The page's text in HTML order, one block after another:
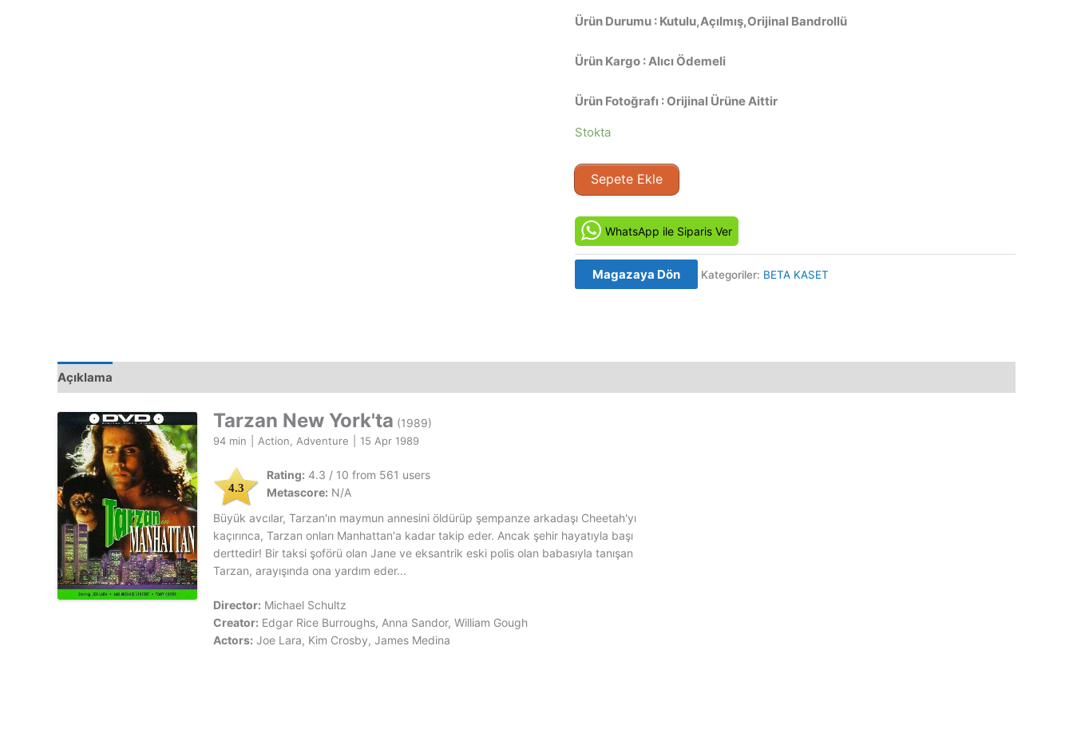
Ürün Durumu : Kutulu,Açılmış,Orijinal Bandrollü
Ürün Kargo : Alıcı Ödemeli
Ürün Fotoğrafı : Orijinal Ürüne Aittir
Stokta
Tarzan
Newyork'ta
Tarzan
in
Manhattan
(1989)
Film
Sepete Ekle
WhatsApp ile Siparis Ver
Magazaya Dön Kategoriler: BETA KASET
Açıklama
Tarzan New York'ta (1989)
94 min Action, Adventure 15 Apr 1989
4.3
Rating: 4.3 / 10 from 561 users
Metascore: N/A
Büyük avcılar, Tarzan'ın maymun annesini öldürüp şempanze arkadaşı Cheetah'yı
kaçırınca, Tarzan onları Manhattan'a kadar takip eder. Ancak şehir hayatıyla başı
derttedir! Bir taksi şoförü olan Jane ve eksantrik eski polis olan babasıyla tanışan
Tarzan, arayışında ona yardım eder...
Director: Michael Schultz
Creator: Edgar Rice Burroughs, Anna Sandor, William Gough
Actors: Joe Lara, Kim Crosby, James Medina